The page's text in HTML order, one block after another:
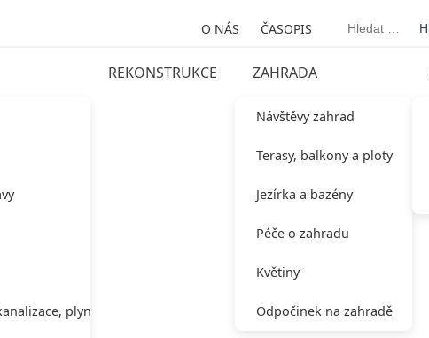
O NÁS ČASOPIS Vyhledávání
plynu,
REKONSTRUKCE ZAHRADA
Návštěvy zahrad
Terasy, balkony a ploty
Jezírka a bazény
Péče o zahradu
Květiny
Odpočinek na zahradě